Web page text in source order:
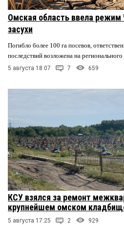
Омская область ввела режим
засухи
Погибло более 100 га посевов,
последствий возложена на регионального
5 августа 18:07 7 659
КСУ взялся за ремонт
крупнейшем омском
5 августа 17:25 2 929